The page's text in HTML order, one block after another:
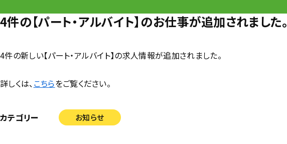
4件の【パート・アルバイト】のお仕事が追加されました。
4件の新しい【パート・アルバイト】の求人情報が追加されました。
詳しくは、こちらをご覧ください。
カテゴリー お知らせ